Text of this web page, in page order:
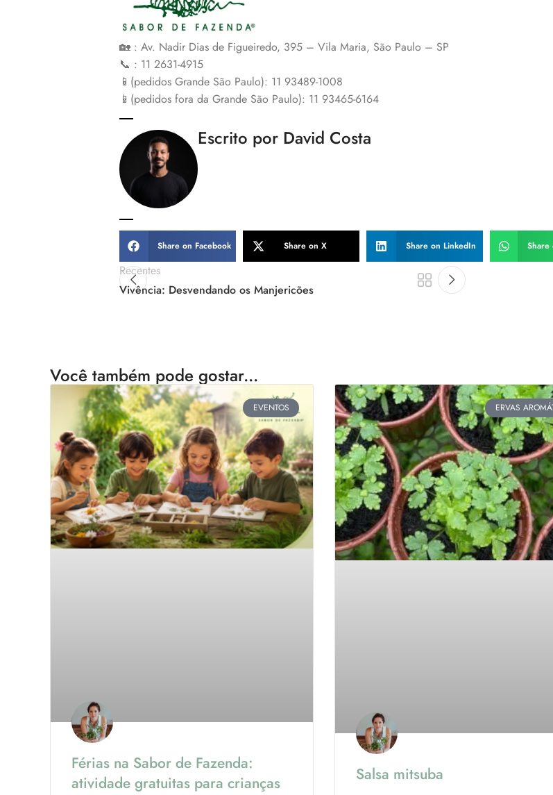
🏡 : Av. Nadir Dias de Figueiredo, 395 – Vila Maria, São Paulo – SP
📞 : 11 2631-4915
📱(pedidos Grande São Paulo): 11 93489-1008
📱(pedidos fora da Grande São Paulo): 11 93465-6164
Escrito por David Costa
Share on Facebook Share on X Share on LinkedIn Share
Recentes
Vivência: Desvendando os Manjericões
Você também pode gostar...
EVENTOS
Férias na Sabor de Fazenda:
atividade gratuitas para crianças
ERVAS
Salsa mitsuba